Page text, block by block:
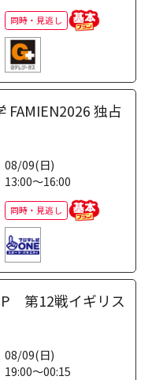
同時・見逃し
FAMIEN2026 独占
08/09(日)
13:00～16:00
同時・見逃し
第12戦イギリス
08/09(日)
19:00～00:15